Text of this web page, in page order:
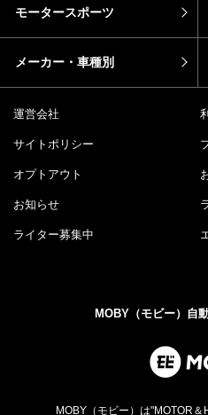
モータースポーツ
メーカー・車種別
運営会社
サイトポリシー
オプトアウト
お知らせ
ライター募集中
MOBY（モビー）自
MOBY（モビー）は"MOTOR